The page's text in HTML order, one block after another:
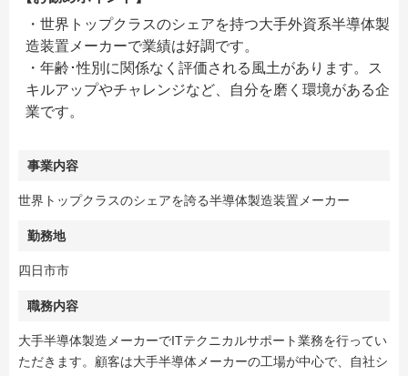
・世界トップクラスのシェアを持つ大手外資系半導体製
造装置メーカーで業績は好調です。
・年齢･性別に関係なく評価される風土があります。ス
キルアップやチャレンジなど、自分を磨く環境がある企
業です。
事業内容
世界トップクラスのシェアを誇る半導体製造装置メーカー
勤務地
四日市市
職務内容
大手半導体製造メーカーでITテクニカルサポート業務を行ってい
ただきます。顧客は大手半導体メーカーの工場が中心で、自社シ